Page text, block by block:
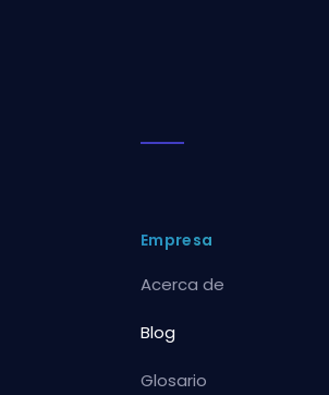
Empresa
Acerca de
Blog
Glosario